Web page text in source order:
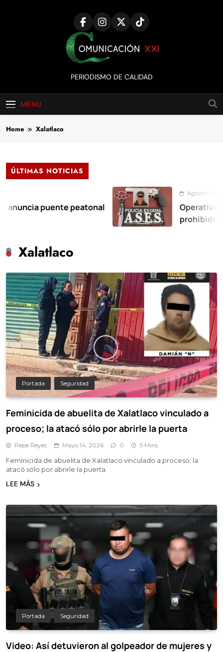
Comunicación
XXI
PERIODISMO DE CALIDAD
MENU
Home Xalatlaco
ÚLTIMAS NOTICIAS
puente peatonal
Agosto 5, 2026
Operativo Argos
prohibidos en la
Xalatlaco
Portada Seguridad
Feminicida de abuelita de Xalatlaco vinculado a
proceso; la atacó sólo por abrirle la puerta
Pepe Reyes Mayo 14, 2026 0 5 Mins
Feminicida de abuelita de Xalatlaco vinculado a proceso; la
atacó sólo por abrirle la puerta
LEE MÁS
Portada Seguridad
Video: Así detuvieron al golpeador de mujeres y